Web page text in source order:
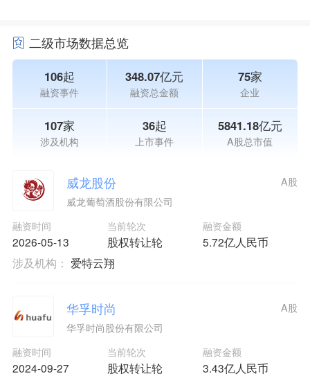
二级市场数据总览
106起
融资事件
348.07亿元
融资总金额
75家
企业
107家
涉及机构
36起
上市事件
5841.18亿元
A股总市值
威龙股份
威龙葡萄酒股份有限公司
融资时间
2026-05-13
当前轮次
股权转让轮
融资金额
5.72亿人民币
A股
涉及机构： 爱特云翔
华孚时尚
华孚时尚股份有限公司
融资时间
2024-09-27
当前轮次
股权转让轮
融资金额
3.43亿人民币
A股